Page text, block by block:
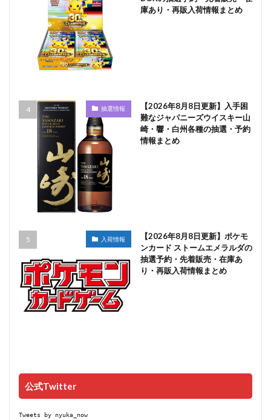
庫あり・再販入荷情報まとめ
抽選情報
【2026年8月8日更新】入手困
難なジャパニーズウイスキー山
崎・響・白州各種の抽選・予約
情報まとめ
入荷情報
【2026年8月8日更新】ポケモ
ンカード ストームエメラルダの
抽選予約・先着販売・在庫あ
り・再販入荷情報まとめ
公式Twitter
Tweets by nyuka_now